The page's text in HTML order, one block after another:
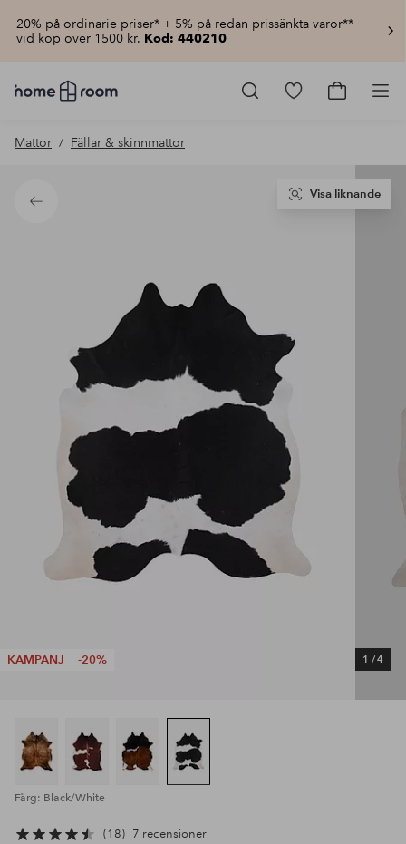
20% på ordinarie priser* + 5% på redan prissänkta varor**
vid köp över 1500 kr. Kod: 440210
Homeroom
–
hemmet
pris
Gå
Gå
Mattor Fällar & skinnmattor
Tillbaka
KAMPANJ -20% 1 /4
Visa liknande
Färg: Black/White
18 7 recensioner